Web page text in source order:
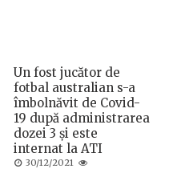
Un fost jucător de
fotbal australian s-a
îmbolnăvit de Covid-
19 după administrarea
dozei 3 și este
internat la ATI
Posted
30/12/2021